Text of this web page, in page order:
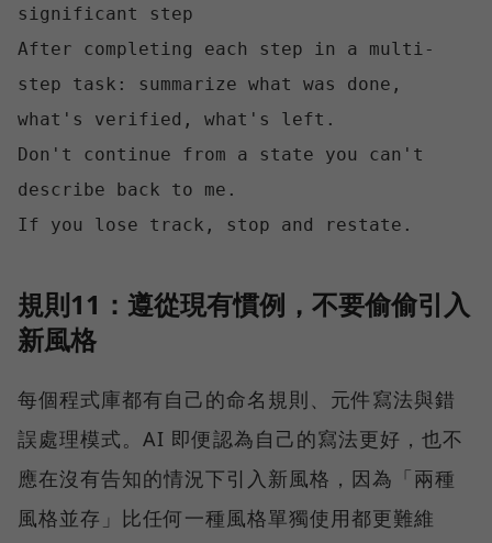
significant step
After completing each step in a multi-
step task: summarize what was done,
what's verified, what's left.
Don't continue from a state you can't
describe back to me.
規則11：遵從現有慣例，不要偷偷引入
新風格
每個程式庫都有自己的命名規則、元件寫法與錯
誤處理模式。AI 即便認為自己的寫法更好，也不
應在沒有告知的情況下引入新風格，因為「兩種
風格並存」比任何一種風格單獨使用都更難維